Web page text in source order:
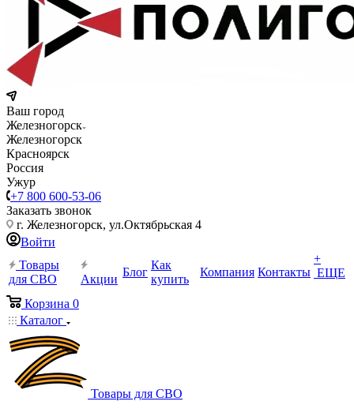
Ваш город
Железногорск
Железногорск
Красноярск
Россия
Ужур
+7 800 600-53-06
Заказать звонок
г. Железногорск, ул.Октябрьская 4
Войти
Товары
для СВО
Акции
Блог
Как
купить
Компания Контакты
+
ЕЩЕ
Корзина 0
Каталог
Товары для СВО